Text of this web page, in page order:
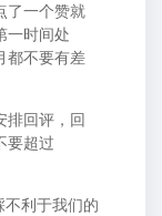
了一个赞就
一时间处
都不要有差
回评，回
要超过
利于我们的